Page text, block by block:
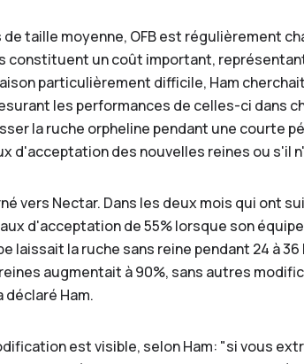
taille moyenne, OFB est régulièrement
constituent un coût important,
particulièrement difficile, Ham
les performances de celles-ci dans
la ruche orpheline pendant une courte
d'acceptation des nouvelles reines ou s'il
vers Nectar. Dans les deux mois qui ont
d'acceptation de 55% lorsque son
laissait la ruche sans reine pendant 24 à
augmentait à 90%, sans autres
déclaré Ham.
est visible, selon Ham: "si vous